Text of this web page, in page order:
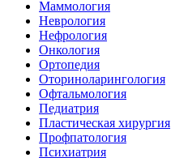
Маммология
Неврология
Нефрология
Онкология
Ортопедия
Оториноларингология
Офтальмология
Педиатрия
Пластическая хирургия
Профпатология
Психиатрия